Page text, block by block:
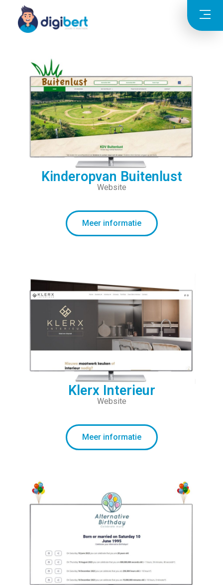
Kinderopvan Buitenlust
Website
Meer informatie
Klerx Interieur
Website
Meer informatie